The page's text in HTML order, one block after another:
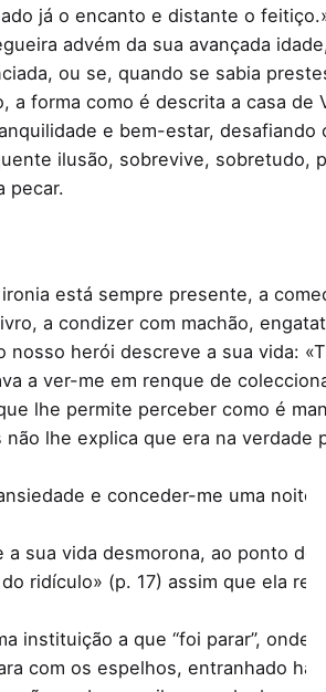
já o encanto e distante o
advém da sua avançada
ou se, quando se sabia
forma como é descrita a casa de
e bem-estar,
ilusão, sobrevive, sobretudo,
pecar.
está sempre presente, a
a condizer com machão,
herói descreve a sua vida:
a ver-me em renque de
lhe permite perceber como é
lhe explica que era na verdade
e conceder-me uma
sua vida desmorona, ao ponto
ridículo» (p. 17) assim que ela
instituição a que “foi parar”, onde
com os espelhos, entranhado